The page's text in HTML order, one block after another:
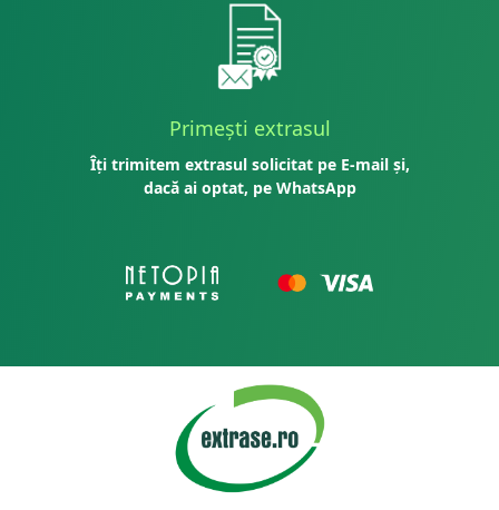
Primești extrasul
Îți trimitem extrasul solicitat pe E-mail și,
dacă ai optat, pe WhatsApp